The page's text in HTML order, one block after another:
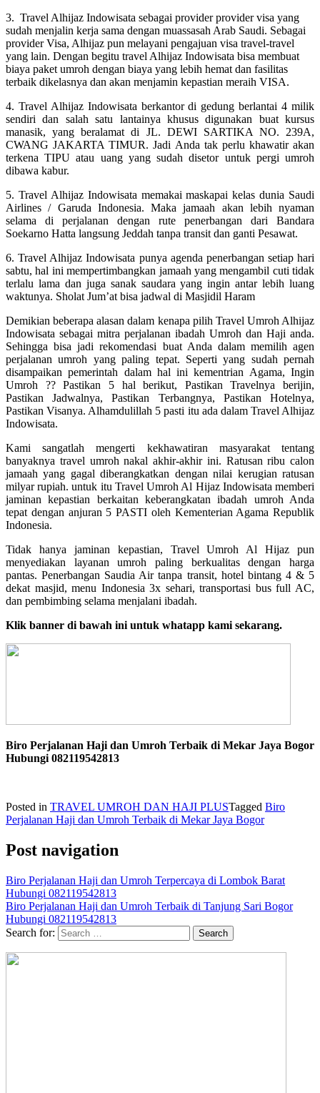
3. Travel Alhijaz Indowisata sebagai provider provider visa yang
sudah menjalin kerja sama dengan muassasah Arab Saudi. Sebagai
provider Visa, Alhijaz pun melayani pengajuan visa travel-travel
yang lain. Dengan begitu travel Alhijaz Indowisata bisa membuat
biaya paket umroh dengan biaya yang lebih hemat dan fasilitas
terbaik dikelasnya dan akan menjamin kepastian meraih VISA.
4. Travel Alhijaz Indowisata berkantor di gedung berlantai 4 milik
sendiri dan salah satu lantainya khusus digunakan buat kursus
manasik, yang beralamat di JL. DEWI SARTIKA NO. 239A,
CWANG JAKARTA TIMUR. Jadi Anda tak perlu khawatir akan
terkena TIPU atau uang yang sudah disetor untuk pergi umroh
dibawa kabur.
5. Travel Alhijaz Indowisata memakai maskapai kelas dunia Saudi
Airlines / Garuda Indonesia. Maka jamaah akan lebih nyaman
selama di perjalanan dengan rute penerbangan dari Bandara
Soekarno Hatta langsung Jeddah tanpa transit dan ganti Pesawat.
6. Travel Alhijaz Indowisata punya agenda penerbangan setiap hari
sabtu, hal ini mempertimbangkan jamaah yang mengambil cuti tidak
terlalu lama dan juga sanak saudara yang ingin antar lebih luang
waktunya. Sholat Jum’at bisa jadwal di Masjidil Haram
Demikian beberapa alasan dalam kenapa pilih Travel Umroh Alhijaz
Indowisata sebagai mitra perjalanan ibadah Umroh dan Haji anda.
Sehingga bisa jadi rekomendasi buat Anda dalam memilih agen
perjalanan umroh yang paling tepat. Seperti yang sudah pernah
disampaikan pemerintah dalam hal ini kementrian Agama, Ingin
Umroh ?? Pastikan 5 hal berikut, Pastikan Travelnya berijin,
Pastikan Jadwalnya, Pastikan Terbangnya, Pastikan Hotelnya,
Pastikan Visanya. Alhamdulillah 5 pasti itu ada dalam Travel Alhijaz
Indowisata.
Kami sangatlah mengerti kekhawatiran masyarakat tentang
banyaknya travel umroh nakal akhir-akhir ini. Ratusan ribu calon
jamaah yang gagal diberangkatkan dengan nilai kerugian ratusan
milyar rupiah. untuk itu Travel Umroh Al Hijaz Indowisata memberi
jaminan kepastian berkaitan keberangkatan ibadah umroh Anda
tepat dengan anjuran 5 PASTI oleh Kementerian Agama Republik
Indonesia.
Tidak hanya jaminan kepastian, Travel Umroh Al Hijaz pun
menyediakan layanan umroh paling berkualitas dengan harga
pantas. Penerbangan Saudia Air tanpa transit, hotel bintang 4 & 5
dekat masjid, menu Indonesia 3x sehari, transportasi bus full AC,
dan pembimbing selama menjalani ibadah.
Klik banner di bawah ini untuk whatapp kami sekarang.
Biro Perjalanan Haji dan Umroh Terbaik di Mekar Jaya Bogor
Hubungi 082119542813
Posted in TRAVEL UMROH DAN HAJI PLUSTagged Biro
Perjalanan Haji dan Umroh Terbaik di Mekar Jaya Bogor
Post navigation
Biro Perjalanan Haji dan Umroh Terpercaya di Lombok Barat
Hubungi 082119542813
Biro Perjalanan Haji dan Umroh Terbaik di Tanjung Sari Bogor
Hubungi 082119542813
Search for: